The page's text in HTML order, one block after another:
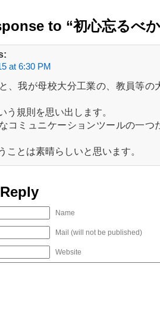
to “初心忘るべ
at 6:30 PM
、我が母校大分工業の、教員等の
う規則を思い出します。
コミュニケーションツールの一つ
ことは素晴らしいと思います。
Name
Mail (will not be published)
Website